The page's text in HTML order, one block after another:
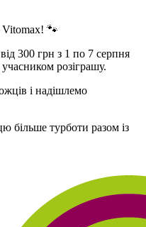
Vitomax! 🐾
300 грн з 1 по 7 серпня
розіграшу.
і надішлемо
більше турботи разом із